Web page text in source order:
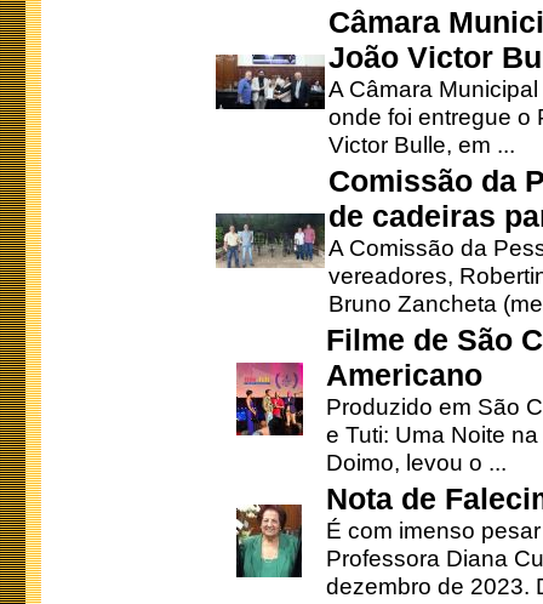
Câmara
João Victor
A Câmara
onde foi entregue o
Victor Bulle, em ...
Comissão da
de cadeiras
A Comissão da
vereadores,
Bruno Zancheta
Filme de São
Americano
Produzido em São
e Tuti: Uma Noite
Doimo, levou o ...
Nota de
É com imenso
Professora Diana
dezembro de 2023.